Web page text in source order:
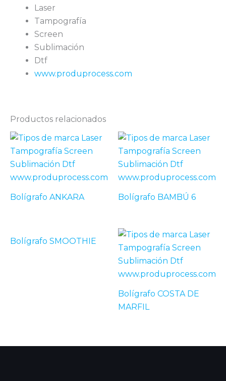
Laser
Tampografía
Screen
Sublimación
Dtf
www.produprocess.com
Productos relacionados
Bolígrafo ANKARA Bolígrafo BAMBÚ 6
Bolígrafo SMOOTHIE
Bolígrafo COSTA DE
MARFIL